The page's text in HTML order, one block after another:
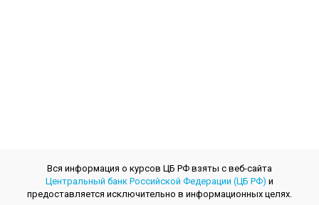
Вся информация о курсов ЦБ РФ взяты с веб-сайта
Центральный банк Российской Федерации (ЦБ РФ) и
предоставляется исключительно в информационных целях.